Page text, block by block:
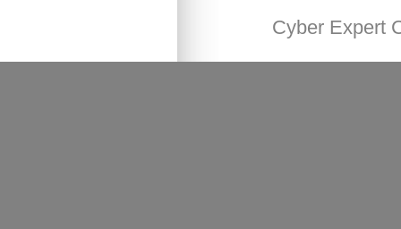
Cyber Expert